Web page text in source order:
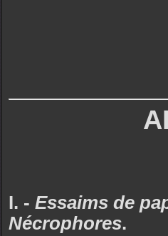
I. - Essaims de
Nécrophores.